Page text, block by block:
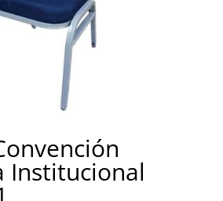
Institucional